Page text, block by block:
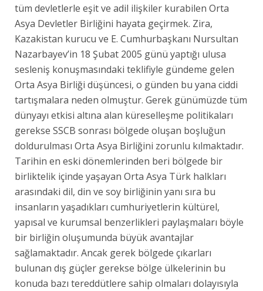
tüm devletlerle eşit ve adil ilişkiler kurabilen Orta
Asya Devletler Birliğini hayata geçirmek. Zira,
Kazakistan kurucu ve E. Cumhurbaşkanı Nursultan
Nazarbayev’in 18 Şubat 2005 günü yaptığı ulusa
sesleniş konuşmasındaki teklifiyle gündeme gelen
Orta Asya Birliği düşüncesi, o günden bu yana ciddi
tartışmalara neden olmuştur. Gerek günümüzde tüm
dünyayı etkisi altına alan küreselleşme politikaları
gerekse SSCB sonrası bölgede oluşan boşluğun
doldurulması Orta Asya Birliğini zorunlu kılmaktadır.
Tarihin en eski dönemlerinden beri bölgede bir
birliktelik içinde yaşayan Orta Asya Türk halkları
arasındaki dil, din ve soy birliğinin yanı sıra bu
insanların yaşadıkları cumhuriyetlerin kültürel,
yapısal ve kurumsal benzerlikleri paylaşmaları böyle
bir birliğin oluşumunda büyük avantajlar
sağlamaktadır. Ancak gerek bölgede çıkarları
bulunan dış güçler gerekse bölge ülkelerinin bu
konuda bazı tereddütlere sahip olmaları dolayısıyla